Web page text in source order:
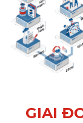
GIAI